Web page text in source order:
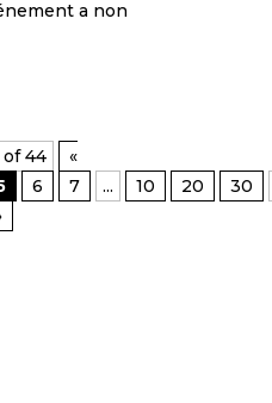
a non
of 44
«
6 7 ... 10 20
30